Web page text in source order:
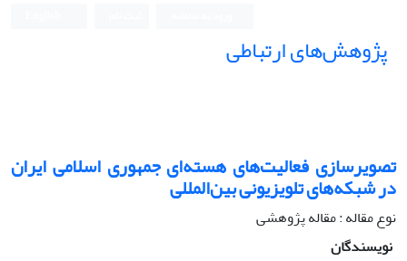
پژوهش‌های ارتباطی
تصویرسازی فعالیت‌های هسته‌ای جمهوری اسلامی ایران
در شبکه‌های تلویزیونی بین‌المللی
نوع مقاله : مقاله پژوهشی
نویسندگان